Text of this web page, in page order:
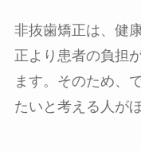
非抜歯矯正は、健
正より患者の負担
ます。そのため、
たいと考える人が